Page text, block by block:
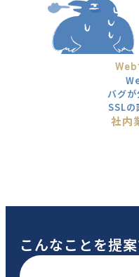
バグ
SSLの
社内
こんなことを提